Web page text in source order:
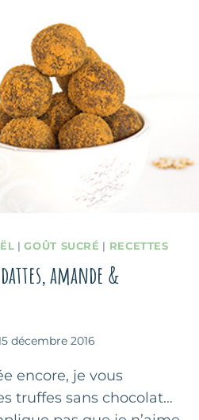
|GOÛT SUCRÉ | RECETTES
amande &
décembre 2016
encore, je vous
truffes sans chocolat…